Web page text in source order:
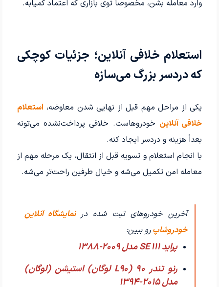
وارد معامله بشن، مخصوصاً توی بازاری که اعتماد کمیابه.
استعلام خلافی آنلاین؛ جزئیات کوچکی
که دردسر بزرگ می‌سازه
یکی از مراحل مهم قبل از نهایی شدن معاوضه، استعلام
خلافی آنلاین خودروهاست. خلافی پرداخت‌نشده می‌تونه
بعداً هزینه و دردسر ایجاد کنه.
با انجام استعلام و تسویه قبل از انتقال، یک مرحله مهم از
معامله امن تکمیل می‌شه و خیال طرفین راحت‌تر می‌شه.
آخرین خودروهای ثبت شده در نمایشگاه آنلاین
خودروشاپرو ببین:
پراید 111 SE مدل 2009-1388
رنو تندر 90 (L90 لوگان) استیشن (لوگان)
مدل 2015-1394